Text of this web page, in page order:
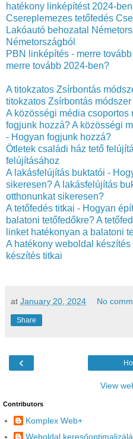
hatékony linképítést 2024-
Csereplemezes tetőfedés
Lakóautó behozatal
Németországból
PBN linképítés - merre
merre tovább 2024-ben?
A titokzatos Zsírbontás
titokzatos Zsírbontás
A közösségi média csoportos
fogjunk hozzá?A közösségi
- Hogyan fogjunk hozzá?
Ötletek családi ház tető
felújításához
A lakásfelújítás buktatói -
sikeresen?A lakásfelújítás
otthonunkat sikeresen?
A tetőfedés titkai - Hogyan
balatoni tetőfedőkre?A
linket hatékonyan a balatoni
A hatékony weboldal készítés
készítés titkai
at January 20, 2024 No
Share
‹
View
Contributors
Komplex Web+
Weboldal